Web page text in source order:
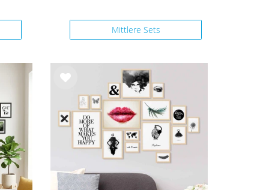
Mittlere Sets
hlist
e